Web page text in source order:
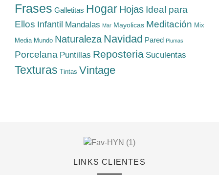
Frases Galletitas Hogar Hojas Ideal para
Ellos Infantil Mandalas Mar Mayolicas Meditación Mix
Media Mundo Naturaleza Navidad Pared Plumas
Porcelana Puntillas Reposteria Suculentas
Texturas Tintas Vintage
LINKS CLIENTES